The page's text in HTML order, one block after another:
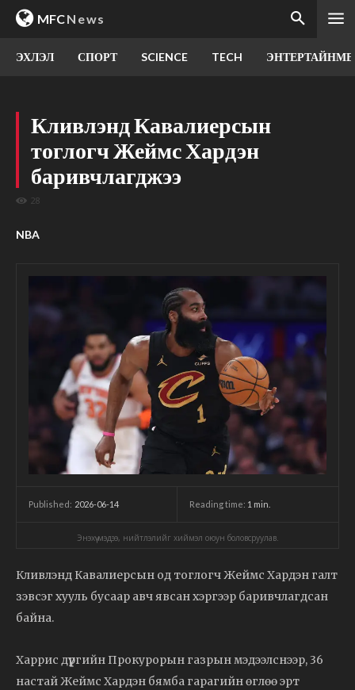
MFCNews
ЭХЛЭЛ СПОРТ SCIENCE TECH
Кливлэнд Кавалиерсын
тоглогч Жеймс Хардэн
баривчлагджээ
28
NBA
Published: 2026-06-14 Reading time: 1 min.
Энэхүү мэдээ, нийтлэлийг хиймэл оюун боловсруулав.
Кливлэнд Кавалиерсын од тоглогч Жеймс Хардэн галт
зэвсэг хууль бусаар авч явсан хэргээр баривчлагдсан
байна.
Харрис дүүргийн Прокурорын газрын мэдээлснээр, 36
настай Жеймс Хардэн бямба гарагийн өглөө эрт